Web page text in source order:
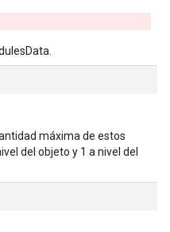
máxima de estos
del objeto y 1 a nivel del